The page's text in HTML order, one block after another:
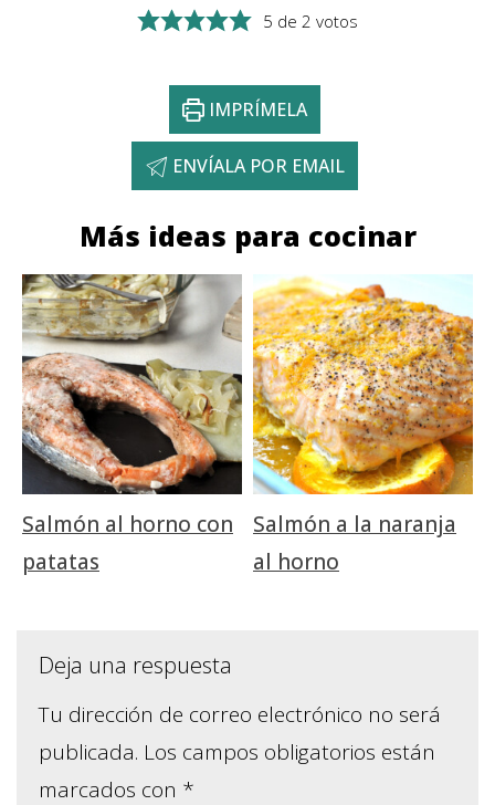
5 de 2 votos
IMPRÍMELA
ENVÍALA POR EMAIL
Más ideas para cocinar
Salmón al horno con
patatas
Salmón a la naranja
al horno
Deja una respuesta
Tu dirección de correo electrónico no será
publicada. Los campos obligatorios están
marcados con *